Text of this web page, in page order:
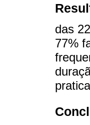
das
77%